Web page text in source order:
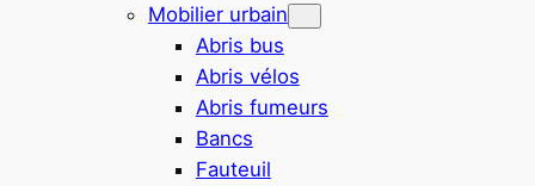
Mobilier urbain
Abris bus
Abris vélos
Abris fumeurs
Bancs
Fauteuil